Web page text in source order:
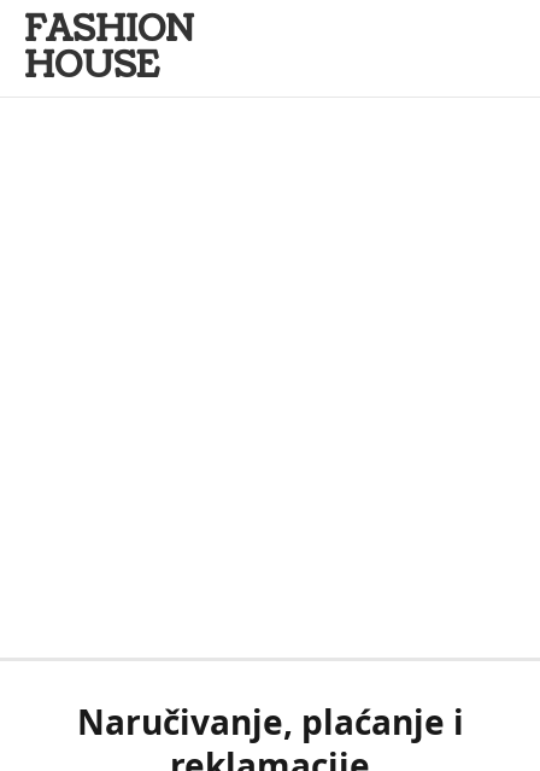
FASHION
HOUSE
Naručivanje, plaćanje i